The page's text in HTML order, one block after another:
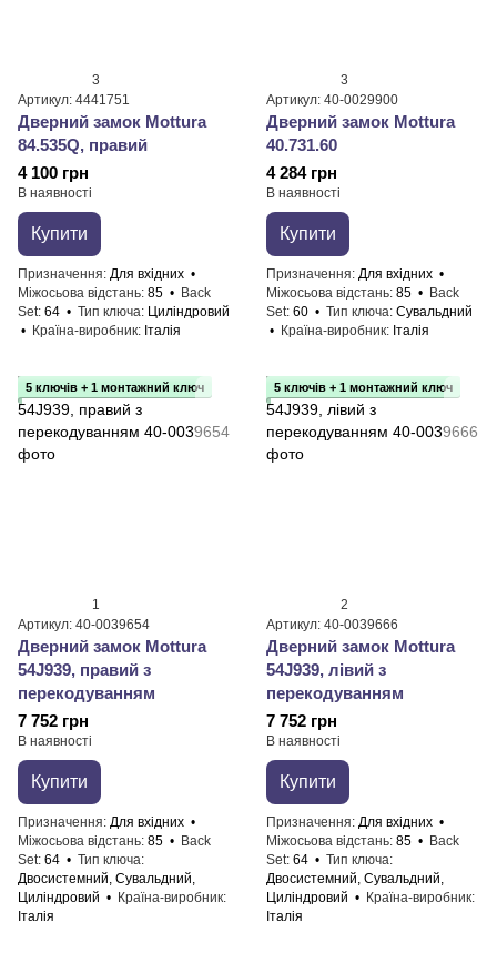
3
Артикул: 4441751
Дверний замок Mottura
84.535Q, правий
4 100 грн
В наявності
Купити
Призначення Для вхідних
Міжосьова відстань 85
Back
Set 64 Тип ключа Циліндровий
Країна-виробник
Італія
3
Артикул: 40-0029900
Дверний замок Mottura
40.731.60
4 284 грн
В наявності
Купити
Призначення Для вхідних
Міжосьова відстань 85
Back
Set 60 Тип ключа Сувальдний
Країна-виробник
Італія
5 ключів + 1 монтажний ключ
1
Артикул: 40-0039654
Дверний замок Mottura
54J939, правий з
перекодуванням
7 752 грн
В наявності
Купити
Призначення Для вхідних
Міжосьова відстань 85
Back
Set 64
Тип ключа
Двосистемний, Сувальдний,
Циліндровий
Країна-виробник
Італія
5 ключів + 1 монтажний ключ
2
Артикул: 40-0039666
Дверний замок Mottura
54J939, лівий з
перекодуванням
7 752 грн
В наявності
Купити
Призначення Для вхідних
Міжосьова відстань 85
Back
Set 64
Тип ключа
Двосистемний, Сувальдний,
Циліндровий
Країна-виробник
Італія